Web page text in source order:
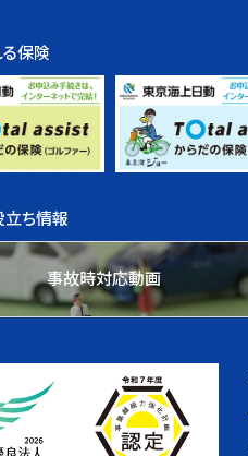
保険
立ち情報
事故時対応動画